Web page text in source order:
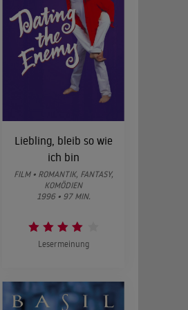
Liebling, bleib so wie
ich bin
FILM • ROMANTIK, FANTASY,
KOMÖDIEN
1996 • 97 MIN.
Lesermeinung